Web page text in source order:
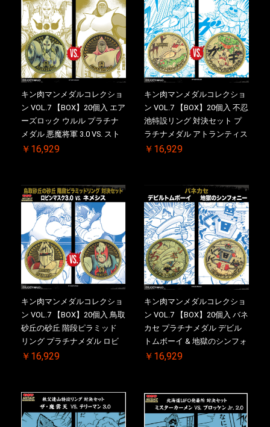
キン肉マンメダルコレクショ
ン VOL.7 【BOX】20個入 エア
ーズロック ウルル プラチナ
メダル 悪魔将軍 3.0 VS. スト
ロング・ザ・武道 初回シリア
売品)付
￥16,929
キン肉マンメダルコレクショ
ン VOL.7 【BOX】20個入 不忍
池特設リング 対決セット プ
ラチナメダル アトランティス
ドライバー VS.ネックカット
特典 】KIN(金)肉メダル(非売
品)付
￥16,929
キン肉マンメダルコレクショ
ン VOL.7 【BOX】20個入 鳥取
砂丘の砂丘 階段ピラミッド
リング プラチナメダル ロビ
ンマスク VS.ネメシス 初回シ
ル(非売品)付
￥16,929
キン肉マンメダルコレクショ
ン VOL.7 【BOX】20個入 バネ
カセ プラチナメダル デビル
トムボーイ & 地獄のシンフォ
ニー 初回シリアルNO.入 ケー
￥16,929